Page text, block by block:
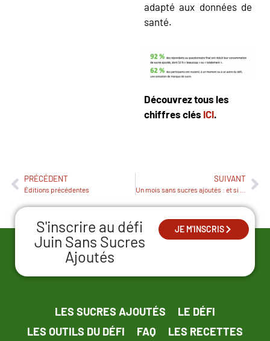
adapté aux données de
santé.
Découvrez tous les
chiffres clés ICI.
PRÉCÉDENT
Éditions précédentes
SUIVANT
S'inscrire au défi
Juin Sans Sucres
Ajoutés
JE M'INSCRIS
LES SUCRES AJOUTÉS
LE DÉFI
LES OUTILS DU DÉFI
FAQ LES RECETTES